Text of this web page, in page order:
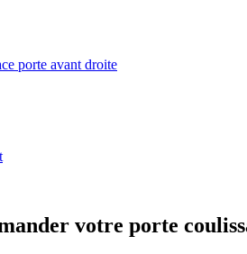
porte avant droite
votre porte